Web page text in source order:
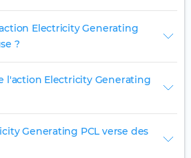
Electricity Generating
?
l'action Electricity Generating
Generating PCL verse des